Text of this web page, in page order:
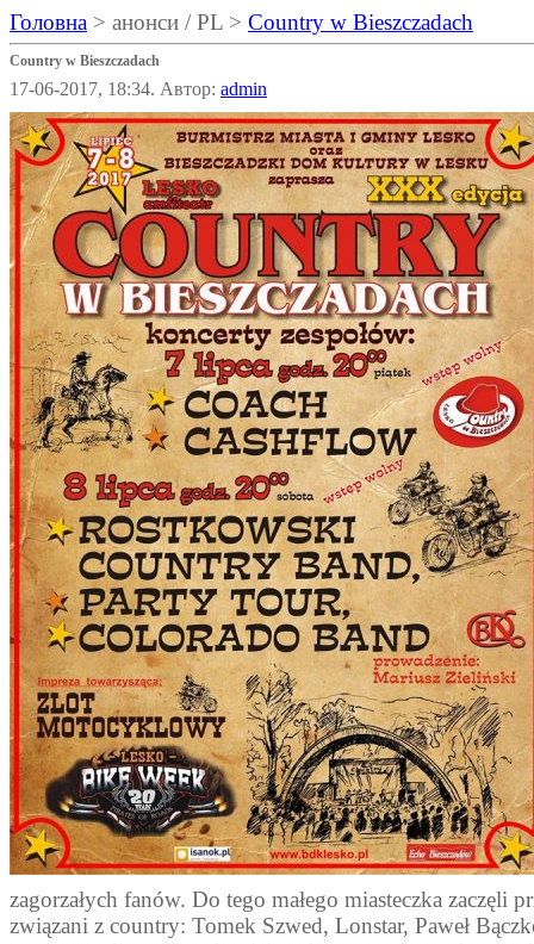
Головна > анонси / PL > Country w Bieszczadach
Country w Bieszczadach
17-06-2017, 18:34. Автор: admin
zagorzałych fanów. Do tego małego miasteczka zaczęli
związani z country: Tomek Szwed, Lonstar, Paweł